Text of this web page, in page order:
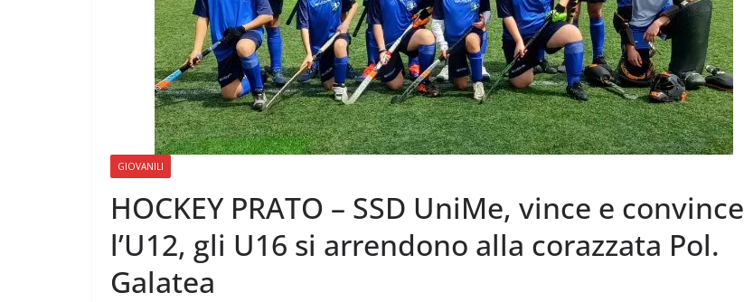
GIOVANILI
HOCKEY PRATO – SSD UniMe, vince e convince
l’U12, gli U16 si arrendono alla corazzata Pol.
Galatea